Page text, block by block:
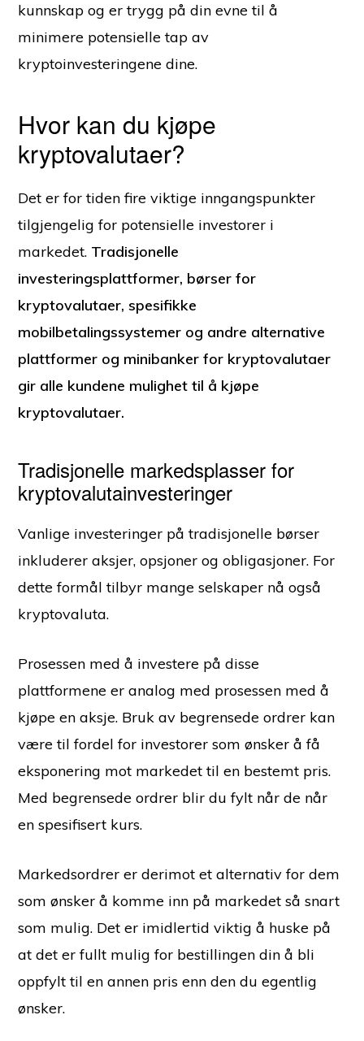
kunnskap og er trygg på din evne til å
minimere potensielle tap av
kryptoinvesteringene dine.
Hvor kan du kjøpe
kryptovalutaer?
Det er for tiden fire viktige inngangspunkter
tilgjengelig for potensielle investorer i
markedet. Tradisjonelle
investeringsplattformer, børser for
kryptovalutaer, spesifikke
mobilbetalingssystemer og andre alternative
plattformer og minibanker for kryptovalutaer
gir alle kundene mulighet til å kjøpe
kryptovalutaer.
Tradisjonelle markedsplasser for
kryptovalutainvesteringer
Vanlige investeringer på tradisjonelle børser
inkluderer aksjer, opsjoner og obligasjoner. For
dette formål tilbyr mange selskaper nå også
kryptovaluta.
Prosessen med å investere på disse
plattformene er analog med prosessen med å
kjøpe en aksje. Bruk av begrensede ordrer kan
være til fordel for investorer som ønsker å få
eksponering mot markedet til en bestemt pris.
Med begrensede ordrer blir du fylt når de når
en spesifisert kurs.
Markedsordrer er derimot et alternativ for dem
som ønsker å komme inn på markedet så snart
som mulig. Det er imidlertid viktig å huske på
at det er fullt mulig for bestillingen din å bli
oppfylt til en annen pris enn den du egentlig
ønsker.